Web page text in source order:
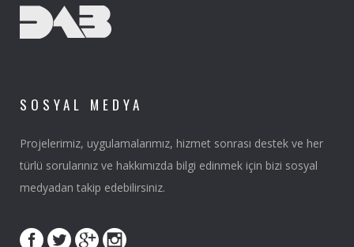
SOSYAL MEDYA
Projelerimiz, uygulamalarımız, hizmet sonrası destek ve her
türlü sorularınız ve hakkımızda bilgi edinmek için bizi sosyal
medyadan takip edebilirsiniz.